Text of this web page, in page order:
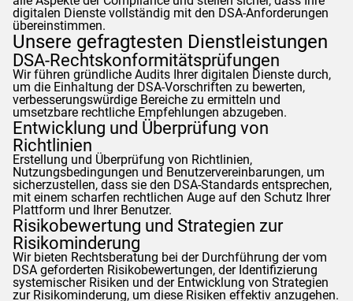
digitalen Dienste vollständig mit den DSA-Anforderungen
übereinstimmen.
Unsere gefragtesten Dienstleistungen
DSA-Rechtskonformitätsprüfungen
Wir führen gründliche Audits Ihrer digitalen Dienste durch,
um die Einhaltung der DSA-Vorschriften zu bewerten,
verbesserungswürdige Bereiche zu ermitteln und
umsetzbare rechtliche Empfehlungen abzugeben.
Entwicklung und Überprüfung von
Richtlinien
Erstellung und Überprüfung von Richtlinien,
Nutzungsbedingungen und Benutzervereinbarungen, um
sicherzustellen, dass sie den DSA-Standards entsprechen,
mit einem scharfen rechtlichen Auge auf den Schutz Ihrer
Plattform und Ihrer Benutzer.
Risikobewertung und Strategien zur
Risikominderung
Wir bieten Rechtsberatung bei der Durchführung der vom
DSA geforderten Risikobewertungen, der Identifizierung
systemischer Risiken und der Entwicklung von Strategien
zur Risikominderung, um diese Risiken effektiv anzugehen.